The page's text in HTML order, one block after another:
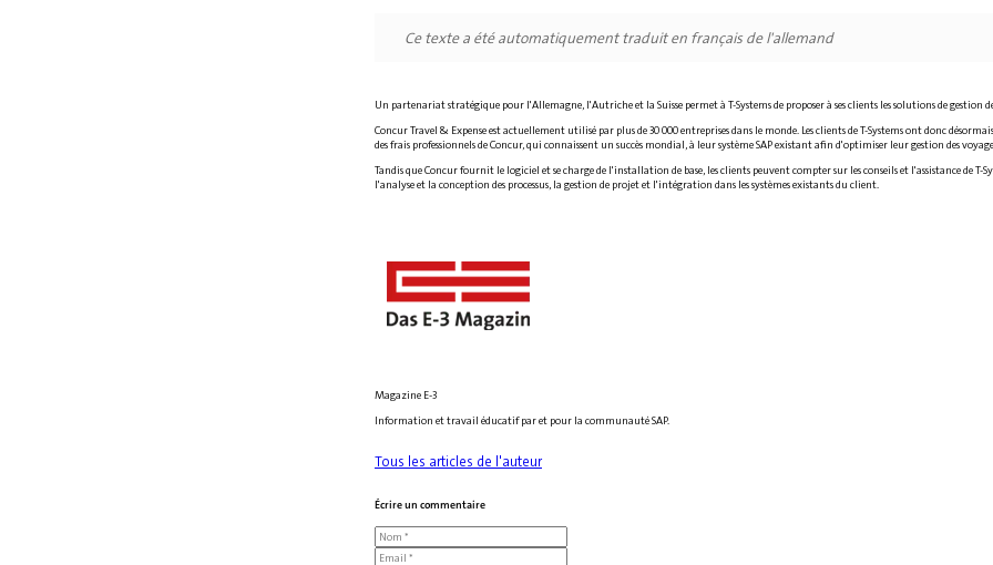
Ce texte a été automatiquement traduit en français de l'allemand
Un partenariat stratégique pour l'Allemagne, l'Autriche et la Suisse permet à T-Systems de proposer à ses clients les solutions de gestion
Concur Travel & Expense est actuellement utilisé par plus de 30 000 entreprises dans le monde. Les clients de T-Systems ont donc
des frais professionnels de Concur, qui connaissent un succès mondial, à leur système SAP existant afin d'optimiser leur gestion des
Tandis que Concur fournit le logiciel et se charge de l'installation de base, les clients peuvent compter sur les conseils et l'assistance de T-
l'analyse et la conception des processus, la gestion de projet et l'intégration dans les systèmes existants du client.
Magazine E-3
Information et travail éducatif par et pour la communauté SAP.
Tous les articles de l'auteur
Écrire un commentaire